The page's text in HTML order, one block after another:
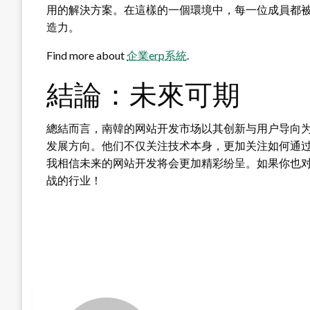
用的解決方案。在這樣的一個環境中，每一位成員
造力。
Find more about企業erp系統.
結論：未來可期
總結而言，南韓的网站开发市场以其创新与用户导向
发展方向。他们不仅关注技术本身，更加关注如何通
我相信未来的网站开发将会更加精彩纷呈。如果你也
战的行业！